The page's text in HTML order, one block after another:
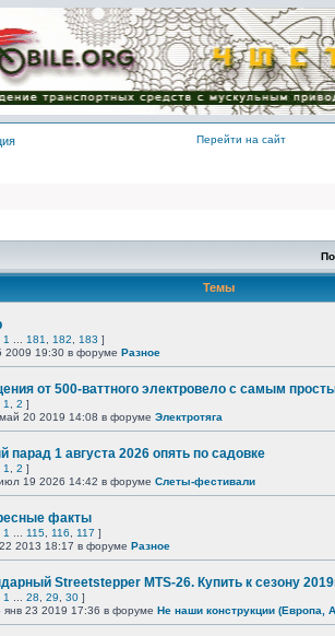
Перейти на сайт
Темы
1 181 182 183 ]
2009 19:30 в форуме Разное
от 500-ваттного электровело с самым
1 2 ]
20 2019 14:08 в форуме Электротяга
парад 1 августа 2026 опять по садовке
1 2 ]
19 2026 14:42 в форуме Слеты-фестивали
факты
1 115 116 117 ]
2013 18:17 в форуме Разное
Streetstepper MTS-26. Купить к сезону
1 28 29 30 ]
23 2019 17:36 в форуме Не наши конструкции (Европа,